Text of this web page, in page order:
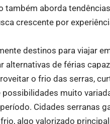
também aborda
crescente por
destinos para viajar
alternativas de férias
o frio das serras,
muito
Cidades serranas
algo valorizado